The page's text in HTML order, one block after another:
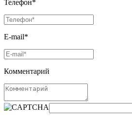
Телефон*
E-mail*
Комментарий